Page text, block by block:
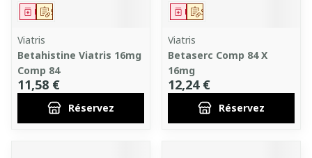
Sur prescription
Médicament
Viatris
Betahistine Viatris 16mg
Comp 84
11,58 €
Réservez
Sur prescription
Médicament
Viatris
Betaserc Comp 84 X
16mg
12,24 €
Réservez